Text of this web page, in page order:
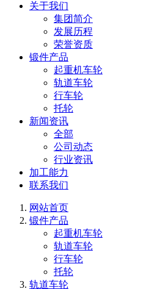
关于我们
集团简介
发展历程
荣誉资质
锻件产品
起重机车轮
轨道车轮
行车轮
托轮
新闻资讯
全部
公司动态
行业资讯
加工能力
联系我们
网站首页
锻件产品
起重机车轮
轨道车轮
行车轮
托轮
轨道车轮